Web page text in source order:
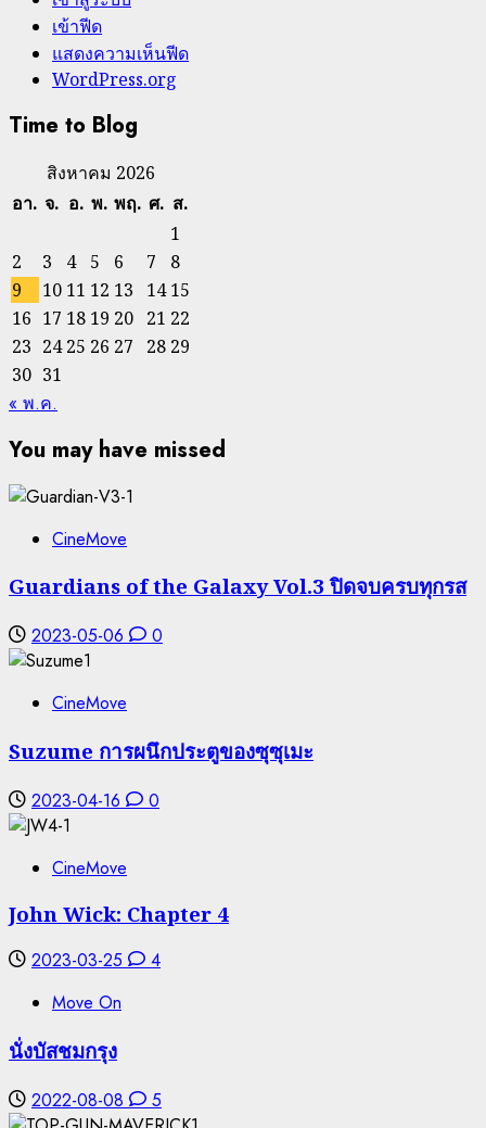
เข้าฟีด
แสดงความเห็นฟีด
WordPress.org
Time to Blog
สิงหาคม 2026
อา. จ. อ. พ. พฤ. ศ. ส.
1
2
3 4 5 6 7
8
9
10 11 12 13 14 15
16 17 18 19 20 21 22
23 24 25 26 27 28 29
30 31
« พ.ค.
You may have missed
CineMove
Guardians of the Galaxy Vol.3 ปิดจบครบทุกรส
2023-05-06 0
CineMove
Suzume การผนึกประตูของซุซุเมะ
2023-04-16 0
CineMove
John Wick: Chapter 4
2023-03-25
4
Move On
นั่งบัสชมกรุง
2022-08-08 5